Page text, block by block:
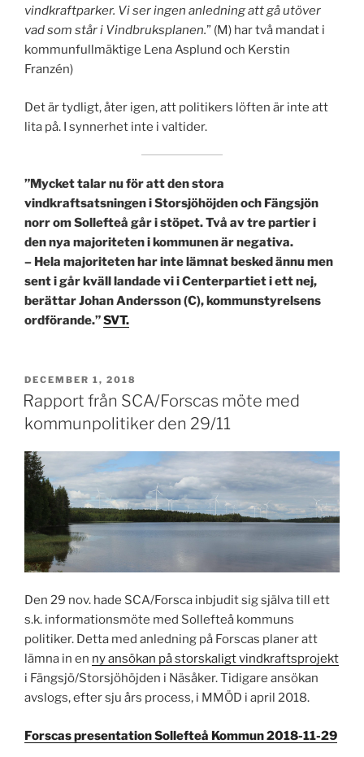
vindkraftparker. Vi ser ingen anledning att gå utöver
vad som står i Vindbruksplanen.” (M) har två mandat i
kommunfullmäktige Lena Asplund och Kerstin
Franzén)
Det är tydligt, åter igen, att politikers löften är inte att
lita på. I synnerhet inte i valtider.
”Mycket talar nu för att den stora
vindkraftsatsningen i Storsjöhöjden och Fängsjön
norr om Sollefteå går i stöpet. Två av tre partier i
den nya majoriteten i kommunen är negativa.
– Hela majoriteten har inte lämnat besked ännu men
sent i går kväll landade vi i Centerpartiet i ett nej,
berättar Johan Andersson (C), kommunstyrelsens
ordförande.”SVT.
PUBLICERAT
DECEMBER 1, 2018
Rapport från SCA/Forscas möte med
kommunpolitiker den 29/11
Den 29 nov. hade SCA/Forsca inbjudit sig själva till ett
s.k. informationsmöte med Sollefteå kommuns
politiker. Detta med anledning på Forscas planer att
lämna in en ny ansökan på storskaligt vindkraftsprojekt
i Fängsjö/Storsjöhöjden i Näsåker. Tidigare ansökan
avslogs, efter sju års process, i MMÖD i april 2018.
Forscas presentation Sollefteå Kommun 2018-11-29